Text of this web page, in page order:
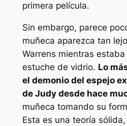
primera película.
Sin embargo, parece
muñeca aparezca tan
Warrens mientras
estuche de vidrio. Lo
el demonio del espejo
de Judy desde hace
muñeca tomando su
Esta es una teoría